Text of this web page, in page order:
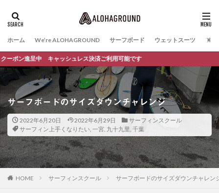
ホーム We’re ALOHAGROUND サーフボード ウェットスーツ ファ
ャッシュレス決済ご利用可能です
サーフボードのサイズダウンチャレンジ
2022年6月20日 2022年6月29日
サーフィンスクール
サーフィン上手くなりたい, 一宮, 九十九里, 千葉
HOME サーフィンスクール サーフボードのサイズダウンチャレン